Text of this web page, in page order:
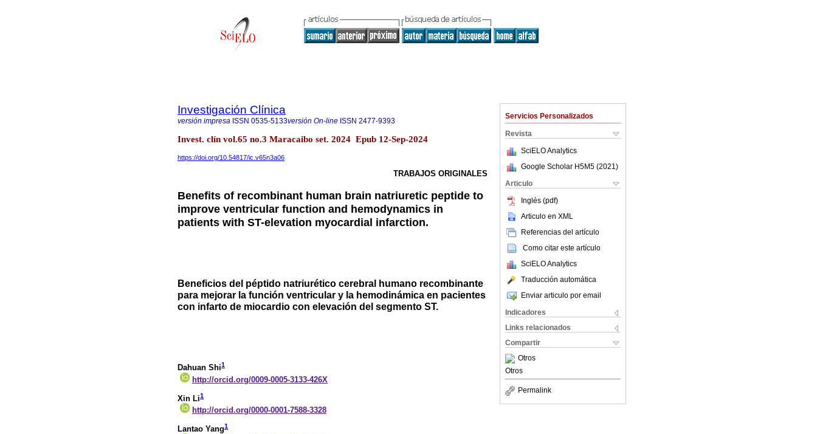
Servicios Personalizados
Revista
SciELO Analytics
Google Scholar H5M5 (2021 )
Articulo
Inglés (pdf)
Articulo en XML
Referencias del artículo
Como citar este artículo
SciELO Analytics
Traducción automática
Enviar articulo por email
Indicadores
Links relacionados
Compartir
Otros
Otros
Permalink
Investigación Clínica
versión impresa ISSN 0535-5133versión On-line ISSN 2477-9393
Invest. clín vol.65 no.3 Maracaibo set. 2024 Epub 12-Sep-2024
https://doi.org/10.54817/ic.v65n3a06
TRABAJOS ORIGINALES
Benefits of recombinant human brain natriuretic peptide to
improve ventricular function and hemodynamics in
patients with ST-elevation myocardial infarction.
Beneficios del péptido natriurético cerebral humano recombinante
para mejorar la función ventricular y la hemodinámica en pacientes
con infarto de miocardio con elevación del segmento ST.
Dahuan Shi1
http://orcid.org/0009-0005-3133-426X
Xin Li1
http://orcid.org/0000-0001-7588-3328
Lantao Yang1